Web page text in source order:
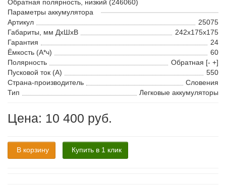
Обратная полярность, низкий (246060)
Параметры аккумулятора
Артикул
25075
Габариты, мм ДхШхВ
242x175x175
Гарантия
24
Ёмкость (А*ч)
60
Полярность
Обратная [- +]
Пусковой ток (А)
550
Страна-производитель
Словения
Тип
Легковые аккумуляторы
Цена: 10 400 руб.
В корзину Купить в 1 клик